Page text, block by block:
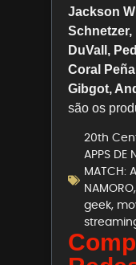
Jackson
Schnetzer,
DuVall,
Coral Peña
Gibgot,
são os
20th
APPS DE
MATCH:
NAMORO,
geek,